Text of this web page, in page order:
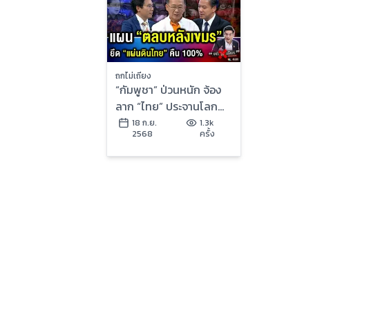
ถกไม่เถียง
“กัมพูชา” ป่วนหนัก จ้อง
ลาก “ไทย” ประจานโลก
แนวหน้าไทย “อดทน
สุดขีด” !
18 ก.ย.
2568
1.3k
ครั้ง